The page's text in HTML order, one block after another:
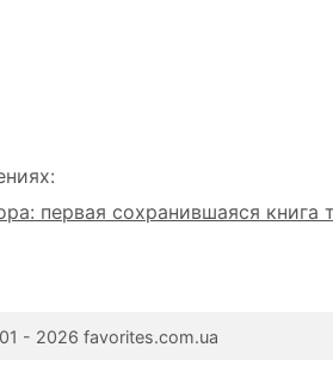
первая сохранившаяся книга
- 2026 favorites.com.ua